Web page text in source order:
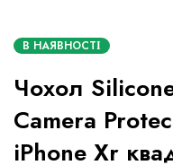
В НАЯВНОСТІ
Чохол
Camera
iPhone Xr